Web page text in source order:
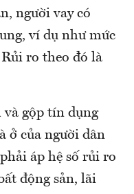
người vay có
ví dụ như mức
ro theo đó là
và gộp tín dụng
ở của người dân
áp hệ số rủi ro
động sản, lãi